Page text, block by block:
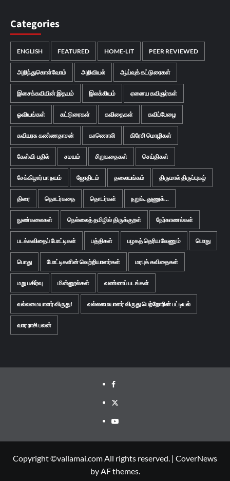
Categories
ENGLISH FEATURED HOME-LIT PEER REVIEWED
அறிந்துகொள்வோம் அறிவியல் ஆய்வுக் கட்டுரைகள்
இசைக்கவியின் இதயம் இலக்கியம் ஏனைய கவிஞர்கள்
ஓவியங்கள் கட்டுரைகள் கவிதைகள் கவிப்பேழை
கவியரசு கண்ணதாசன் காணொலி கிரேசி மொழிகள்
கேள்வி-பதில் சமயம் சிறுகதைகள் செய்திகள்
சேக்கிழார் பா நயம் ஜோதிடம் தலையங்கம் திருமால் திருப்புகழ்
திரை தொடர்கதை தொடர்கள் நறுக்..துணுக்...
நுண்கலைகள் நெல்லைத் தமிழில் திருக்குறள் நேர்காணல்கள்
படக்கவிதைப் போட்டிகள் பத்திகள் பழகத் தெரிய வேணும் பொது
பொது போட்டிகளின் வெற்றியாளர்கள் மரபுக் கவிதைகள்
மறு பகிர்வு மின்னூல்கள் வண்ணப் படங்கள்
வல்லமையாளர் விருது! வல்லமையாளர் விருது பெற்றோரின் பட்டியல்
வார ராசி பலன்
Facebook
Twitter
Youtube
Copyright ©vallamai.com All rights reserved. | CoverNews
by AF themes.